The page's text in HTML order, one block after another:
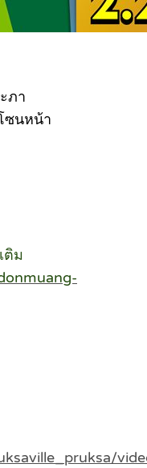
ภา
ซนหน้า
ติม